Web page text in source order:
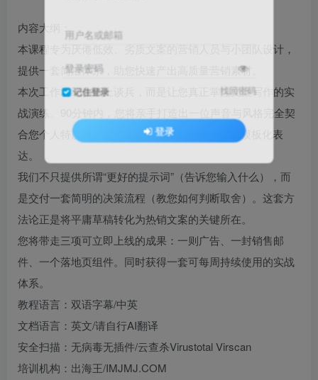
内容大纲：
本课程专为厌倦低效、劣质文案的营销人员与小团队设计，
提供一套简洁体系，助您快速产出高质量营销素材。
本次工作坊绝非纸上谈兵，而是让您真正掌控文案写作的实
战演练。90分钟内，您将亲手打造出一位声音与风格完全契
合您个人特质的AI文案助手——告别千篇一律的模板化表
达。
我们不只提供所谓“更好的提示词”（告诉您输入什么），而
是交付一套简明的决策流程（教您如何判断取舍）。这套方
法论正是将平庸草稿转化为热销文案的关键所在。
您将带走三项可立即上线的成果：一则广告、一封销售邮
件、一个落地页组件。同时获得一套可每周持续使用的实战
体系。
教程语言：双语字幕/中英
文档语言：英文/请自行AI翻译
安全扫描：无病毒无插件/云查杀Virustotal Virscan
培训机构：出海王/IMJMJ.COM
用户名或邮箱
登录密码
记住登录 找回密码
登录